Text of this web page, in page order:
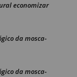
economizar
da mosca-
da mosca-